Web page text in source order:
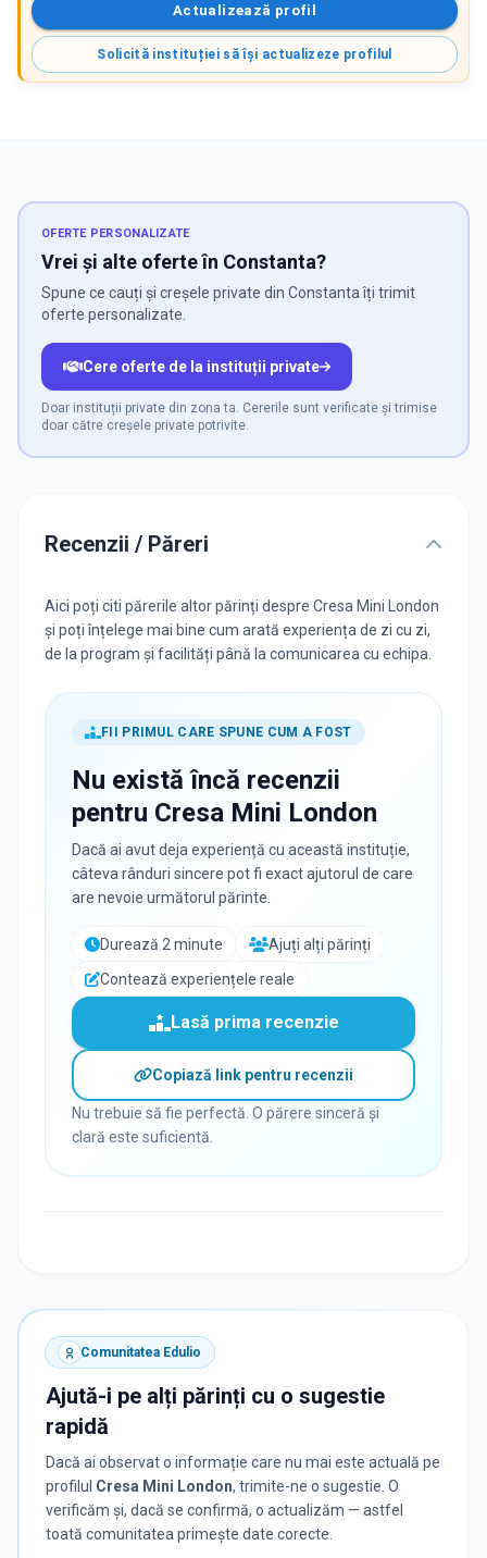
Actualizează profil
Solicită instituției să își actualizeze profilul
OFERTE PERSONALIZATE
Vrei și alte oferte în Constanta?
Spune ce cauți și creșele private din Constanta îți trimit
oferte personalizate.
Cere oferte de la instituții private
Doar instituții private din zona ta. Cererile sunt verificate și trimise
doar către creșele private potrivite.
Recenzii / Păreri
Aici poți citi părerile altor părinți despre Cresa Mini London
și poți înțelege mai bine cum arată experiența de zi cu zi,
de la program și facilități până la comunicarea cu echipa.
FII PRIMUL CARE SPUNE CUM A FOST
Nu există încă recenzii
pentru Cresa Mini London
Dacă ai avut deja experiență cu această instituție,
câteva rânduri sincere pot fi exact ajutorul de care
are nevoie următorul părinte.
Durează 2 minute
Ajuți alți părinți
Contează experiențele reale
Lasă prima recenzie
Copiază link pentru recenzii
Nu trebuie să fie perfectă. O părere sinceră și
clară este suficientă.
Comunitatea Edulio
Ajută-i pe alți părinți cu o sugestie
rapidă
Dacă ai observat o informație care nu mai este actuală pe
profilul Cresa Mini London, trimite-ne o sugestie. O
verificăm și, dacă se confirmă, o actualizăm — astfel
toată comunitatea primește date corecte.